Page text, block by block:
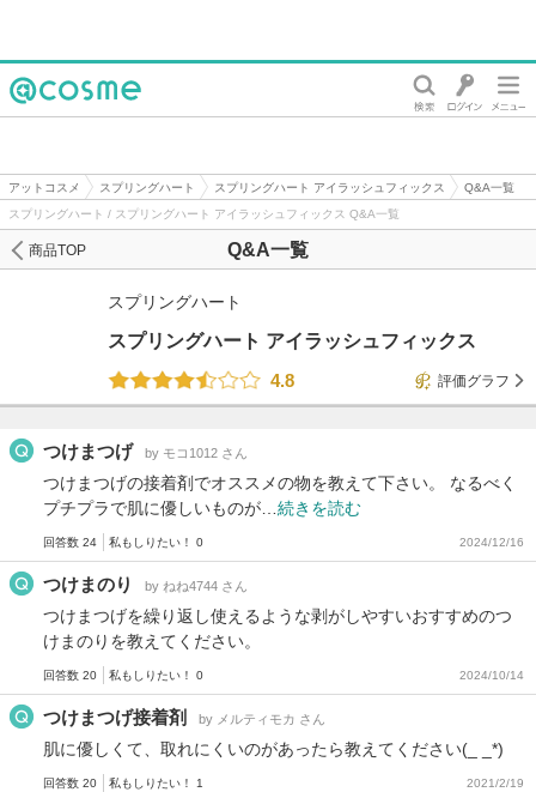
アットコスメ スプリングハート スプリングハート アイラッシュフィックス
Q&A一覧
スプリングハート / スプリングハート アイラッシュフィックス Q&A一覧
Q&A一覧
商品TOP
スプリングハート
スプリングハート アイラッシュフィックス
4.8
評価グラフ
つけまつげ by モコ1012 さん
つけまつげの接着剤でオススメの物を教えて下さい。 なるべく
プチプラで肌に優しいものが… 続きを読む
回答数 24 私もしりたい！ 0 2024/12/16
つけまのり by ねね4744 さん
つけまつげを繰り返し使えるような剥がしやすいおすすめのつ
けまのりを教えてください。
回答数 20 私もしりたい！ 0 2024/10/14
つけまつげ接着剤 by メルティモカ さん
肌に優しくて、取れにくいのがあったら教えてください(_ _*)
回答数 20 私もしりたい！ 1 2021/2/19